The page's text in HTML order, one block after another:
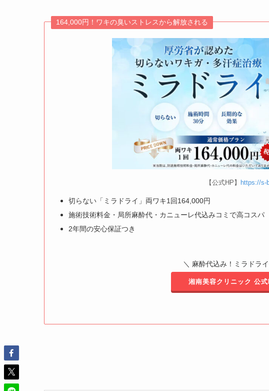
164,000円！ワキの臭いストレスから解放される
【公式HP】 https://s-
切らない「ミラドライ」両ワキ1回164,000円
施術技術料金・局所麻酔代・カニューレ代込みコミで高コスパ
2年間の安心保証つき
＼ 麻酔代込み！ミラドラ
湘南美容クリニック 公